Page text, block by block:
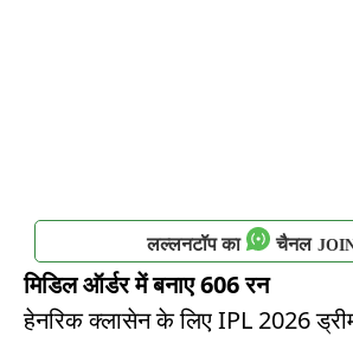
लल्लनटॉप का चैनल
मिडिल ऑर्डर में बनाए 606 रन
हेनरिक क्लासेन के लिए IPL 2026